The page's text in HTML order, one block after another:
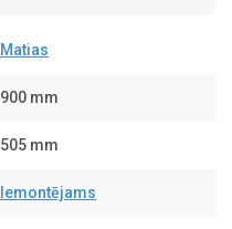
Matias
900 mm
505 mm
Iemontējams